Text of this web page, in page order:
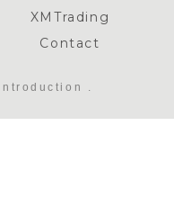
XMTrading
Contact
.